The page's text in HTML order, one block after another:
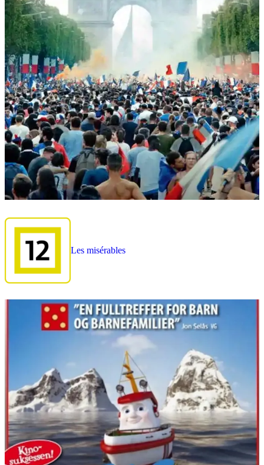
Les misérables